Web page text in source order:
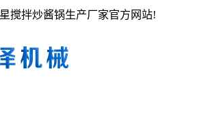
搅拌炒酱锅生产厂家官方网站!